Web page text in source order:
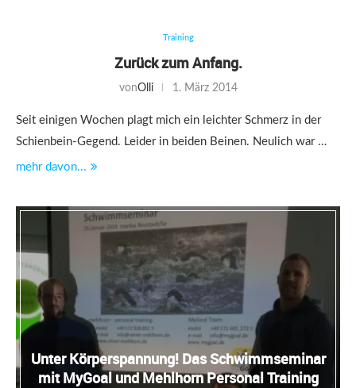
Training
Zurück zum Anfang.
vonOlli 1. März 2014
Seit einigen Wochen plagt mich ein leichter Schmerz in der
Schienbein-Gegend. Leider in beiden Beinen. Neulich war …
mehr davon...
Unter Körperspannung! Das Schwimmseminar
mit MyGoal und Mehlhorn Personal Training